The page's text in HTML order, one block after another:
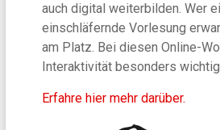
auch digital weiterbilden. Wer
einschläfernde Vorlesung
am Platz. Bei diesen Online-
Interaktivität besonders
Erfahre hier mehr darüber.